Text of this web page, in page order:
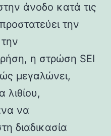
άνοδο κατά τις
την
η στρώση SEI
μεγαλώνει,
λιθίου,
να
διαδικασία